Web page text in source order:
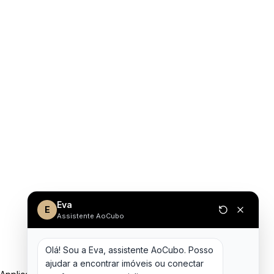
E Eva
Assistente AoCubo
Olá! Sou a Eva, assistente AoCubo. Posso
ajudar a encontrar imóveis ou conectar